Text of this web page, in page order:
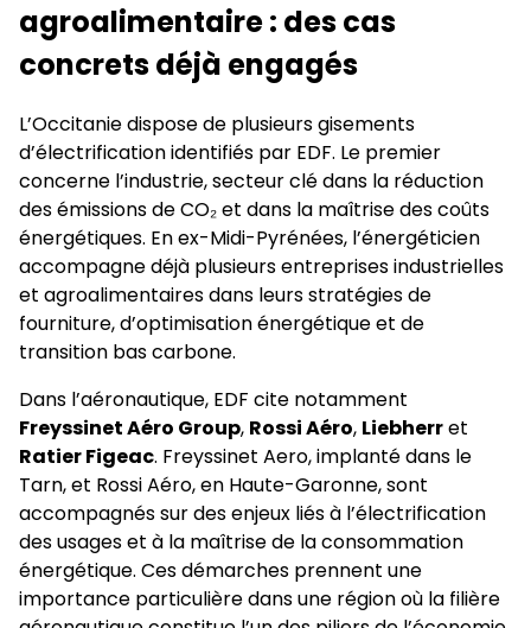
agroalimentaire : des cas
concrets déjà engagés
L’Occitanie dispose de plusieurs gisements
d’électrification identifiés par EDF. Le premier
concerne l’industrie, secteur clé dans la réduction
des émissions de CO₂ et dans la maîtrise des coûts
énergétiques. En ex-Midi-Pyrénées, l’énergéticien
accompagne déjà plusieurs entreprises industrielles
et agroalimentaires dans leurs stratégies de
fourniture, d’optimisation énergétique et de
transition bas carbone.
Dans l’aéronautique, EDF cite notamment
Freyssinet Aéro Group, Rossi Aéro, Liebherret
Ratier Figeac. Freyssinet Aero, implanté dans le
Tarn, et Rossi Aéro, en Haute-Garonne, sont
accompagnés sur des enjeux liés à l’électrification
des usages et à la maîtrise de la consommation
énergétique. Ces démarches prennent une
importance particulière dans une région où la filière